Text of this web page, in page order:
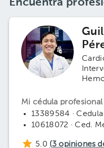
Encuentra
Mi cédula profesional
13389584 ·
10618072 · Ced.
5.0 (3 opiniones